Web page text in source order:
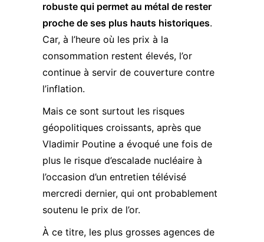
robuste qui permet au métal de rester
proche de ses plus hauts historiques.
Car, à l’heure où les prix à la
consommation restent élevés, l’or
continue à servir de couverture contre
l’inflation.
Mais ce sont surtout les risques
géopolitiques croissants, après que
Vladimir Poutine a évoqué une fois de
plus le risque d’escalade nucléaire à
l’occasion d’un entretien télévisé
mercredi dernier, qui ont probablement
soutenu le prix de l’or.
À ce titre, les plus grosses agences de